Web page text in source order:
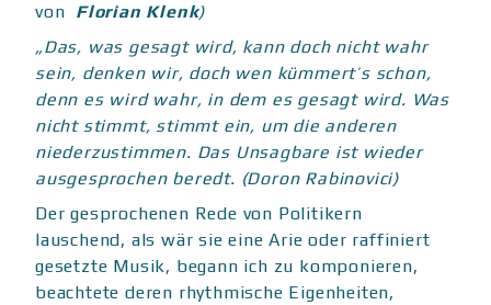
von Florian Klenk)
„Das, was gesagt wird, kann doch nicht wahr
sein, denken wir, doch wen kümmert’s schon,
denn es wird wahr, in dem es gesagt wird. Was
nicht stimmt, stimmt ein, um die anderen
niederzustimmen. Das Unsagbare ist wieder
ausgesprochen beredt. (Doron Rabinovici)
Der gesprochenen Rede von Politikern
lauschend, als wär sie eine Arie oder raffiniert
gesetzte Musik, begann ich zu komponieren,
beachtete deren rhythmische Eigenheiten,